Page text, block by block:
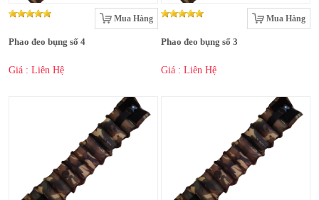
Mua Hàng
Phao đeo bụng số 4
Giá : Liên Hệ
Mua Hàng
Phao đeo bụng số 3
Giá : Liên Hệ